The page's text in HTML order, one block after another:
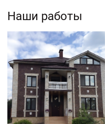
Наши работы